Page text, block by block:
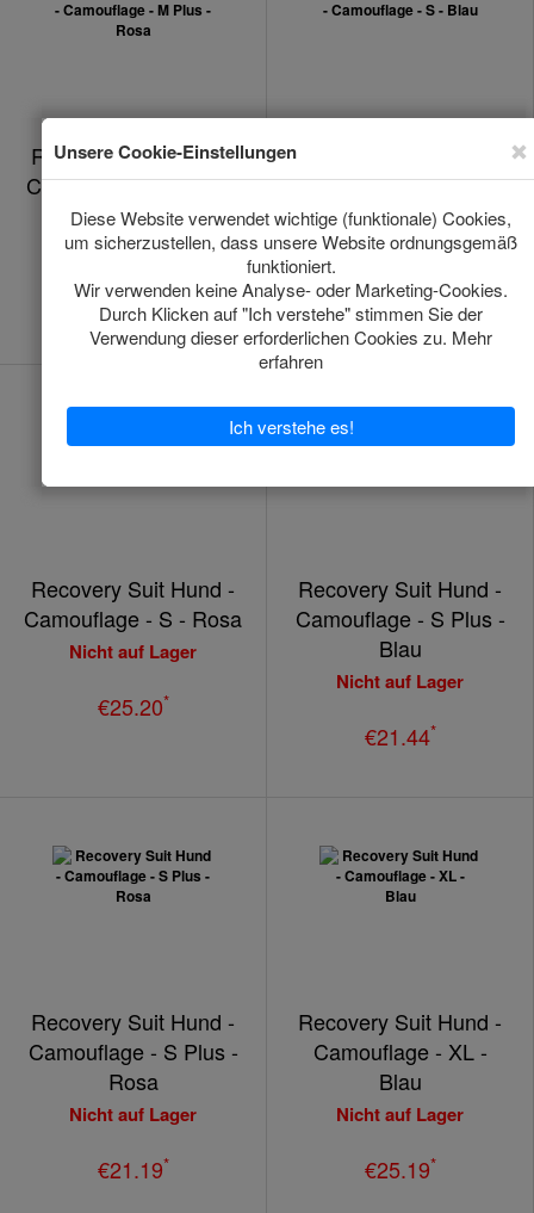
Recovery Suit Hund -
Camouflage - M Plus -
Rosa
Nicht auf Lager
€23.88*
Camouflage - S - Blau
Nicht auf Lager
Recovery Suit Hund -
Camouflage - S - Rosa
Nicht auf Lager
€25.20*
Recovery Suit Hund -
Camouflage - S Plus -
Blau
Nicht auf Lager
€21.44*
Recovery Suit Hund -
Camouflage - S Plus -
Rosa
Nicht auf Lager
€21.19*
Recovery Suit Hund -
Camouflage - XL -
Blau
Nicht auf Lager
€25.19*